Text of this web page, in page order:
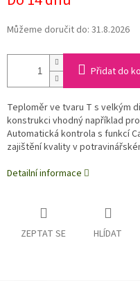
Můžeme doručit do: 31.8.2026
Přidat do
Teploměr ve tvaru T s velkým
konstrukci vhodný například
Automatická kontrola s funkcí
zajištění kvality v
Detailní informace
ZEPTAT SE HLÍDAT